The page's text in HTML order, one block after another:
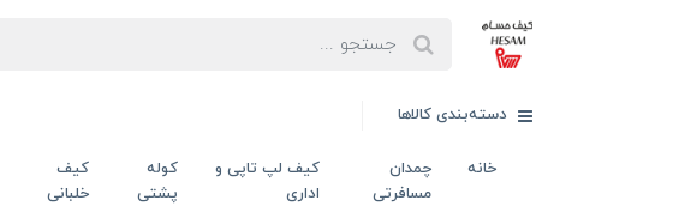
دسته‌بندی کالاها
خانه
چمدان
مسافرتی
کیف لپ تاپی و
اداری
کوله
پشتی
کیف
خلبانی